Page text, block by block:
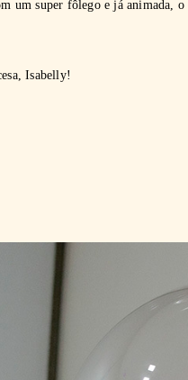
um super fôlego e já animada,
Isabelly!